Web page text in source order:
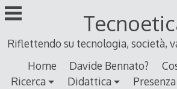
Skip
to
Riflettendo su tecnologia, società,
Home
Davide Bennato?
Ricerca
Didattica